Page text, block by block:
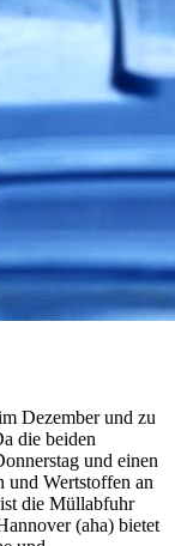
Dezember und zu
die beiden
und einen
Wertstoffen an
die Müllabfuhr
(aha) bietet